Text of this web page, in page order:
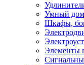
Умный дом
Шкафы,
Элементы